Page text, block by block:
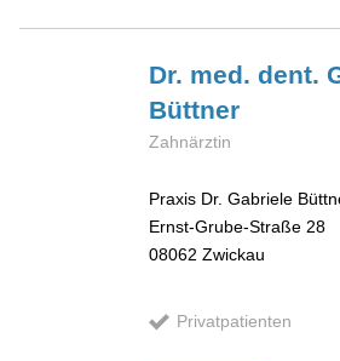
Dr. med. dent.
Büttner
Zahnärztin
Praxis Dr. Gabriele
Ernst-Grube-Straße 28
08062 Zwickau
Privatpatienten